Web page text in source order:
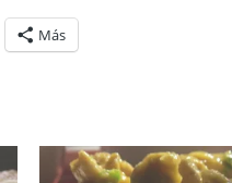
Más